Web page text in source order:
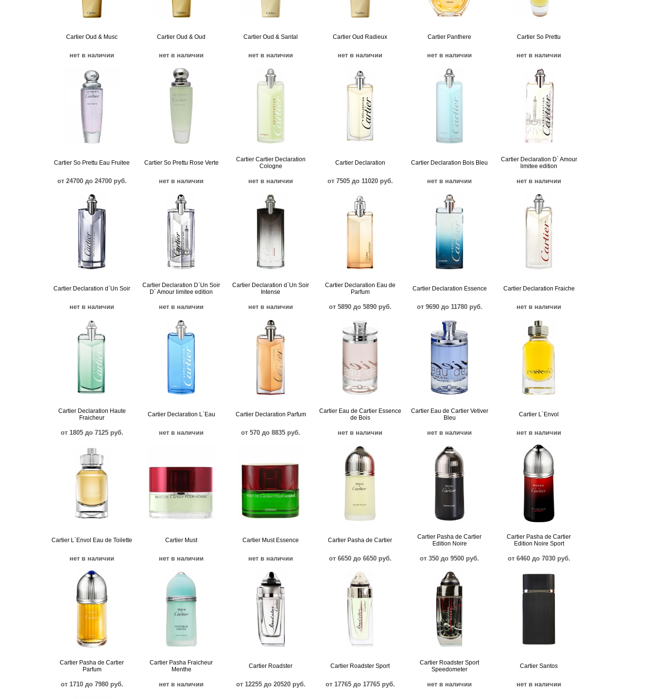
Cartier Oud & Musc
нет в наличии
Cartier Oud & Oud
нет в наличии
Cartier Oud & Santal
нет в наличии
Cartier Oud Radieux
нет в наличии
Cartier Panthere
нет в наличии
Cartier So Prettu
нет в наличии
Cartier So Prettu Eau Fruitee
от 24700 до 24700 руб.
Cartier So Prettu Rose Verte
нет в наличии
Cartier Cartier Declaration
Cologne
нет в наличии
Cartier Declaration
от 7505 до 11020 руб.
Cartier Declaration Bois Bleu
нет в наличии
Cartier Declaration D` Amour
limitee edition
нет в наличии
Cartier Declaration d`Un Soir
нет в наличии
Cartier Declaration D`Un Soir
D` Amour limitee edition
нет в наличии
Cartier Declaration d`Un Soir
Intense
нет в наличии
Cartier Declaration Eau de
Parfum
от 5890 до 5890 руб.
Cartier Declaration Essence
от 9690 до 11780 руб.
Cartier Declaration Fraiche
нет в наличии
Cartier Declaration Haute
Fraicheur
от 1805 до 7125 руб.
Cartier Declaration L`Eau
нет в наличии
Cartier Declaration Parfum
от 570 до 8835 руб.
Cartier Eau de Cartier Essence
de Bois
нет в наличии
Cartier Eau de Cartier Vetiver
Bleu
нет в наличии
Cartier L`Envol
нет в наличии
Cartier L`Envol Eau de Toilette
нет в наличии
Cartier Must
нет в наличии
Cartier Must Essence
нет в наличии
Cartier Pasha de Cartier
от 6650 до 6650 руб.
Cartier Pasha de Cartier
Edition Noire
от 350 до 9500 руб.
Cartier Pasha de Cartier
Edition Noire Sport
от 6460 до 7030 руб.
Cartier Pasha de Cartier
Parfum
от 1710 до 7980 руб.
Cartier Pasha Fraicheur
Menthe
нет в наличии
Cartier Roadster
от 12255 до 20520 руб.
Cartier Roadster Sport
от 17765 до 17765 руб.
Cartier Roadster Sport
Speedometer
нет в наличии
Cartier Santos
нет в наличии